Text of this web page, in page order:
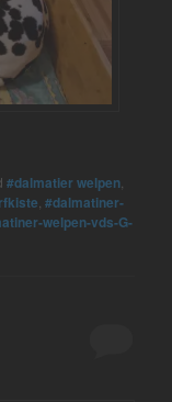
#dalmatier welpen,
,#dalmatiner-
welpen-vds-G-